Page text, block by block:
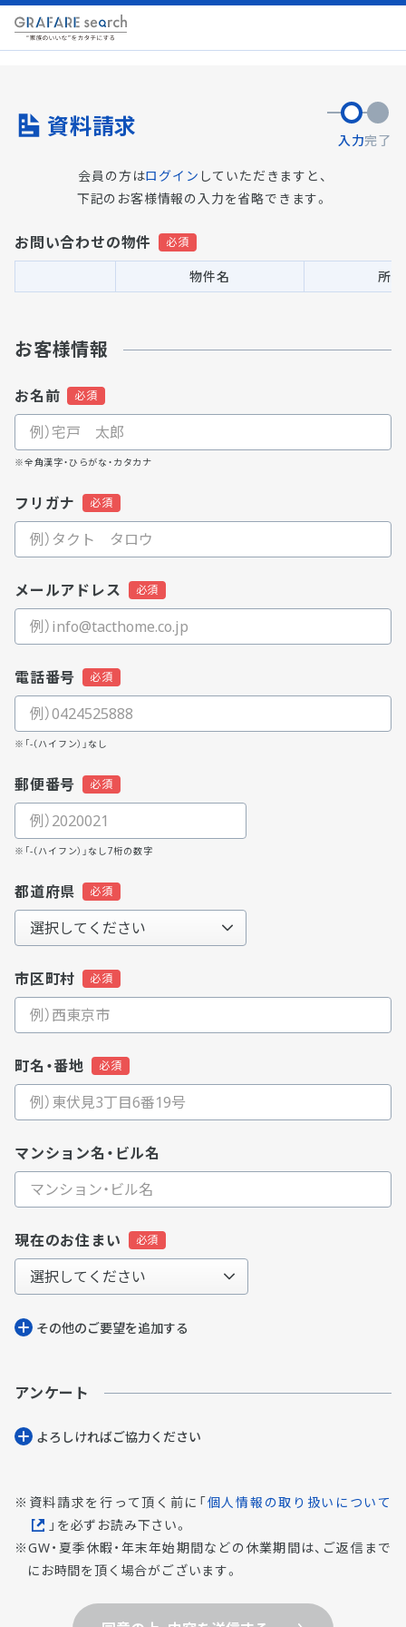
資料請求 入力完了
会員の方はログイン していただきますと、
下記のお客様情報の入力を省略できます。
お問い合わせの物件
物件名 所
お客様情報
お名前
※全角漢字・ひらがな・カタカナ
フリガナ
メールアドレス
電話番号
※「-（ハイフン）」なし
郵便番号
※「-（ハイフン）」なし7桁の数字
都道府県
市区町村
町名・番地
マンション名・ビル名
現在のお住まい
その他のご要望を追加する
アンケート
よろしければご協⼒ください
資料請求を行って頂く前に「個人情報の取り扱いについて
」を必ずお読み下さい。
GW・夏季休暇・年末年始期間などの休業期間は、ご返信まで
にお時間を頂く場合がございます。